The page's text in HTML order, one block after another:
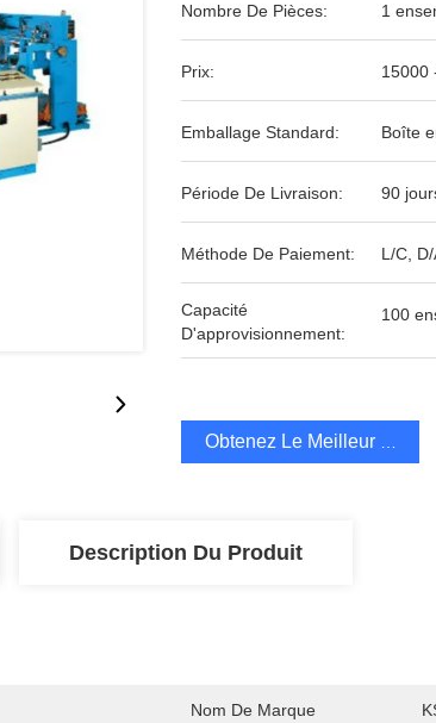
Nombre De Pièces: 1
Prix: 15000
Emballage Standard: Boîte
Période De Livraison: 90
Méthode De Paiement: L/C,
Capacité
D'approvisionnement:
100
Obtenez Le Meilleur Prix
Description Du Produit
Nom De Marque